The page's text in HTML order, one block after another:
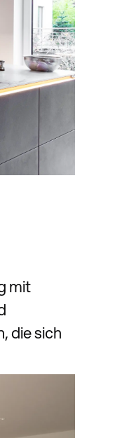
mit
die sich